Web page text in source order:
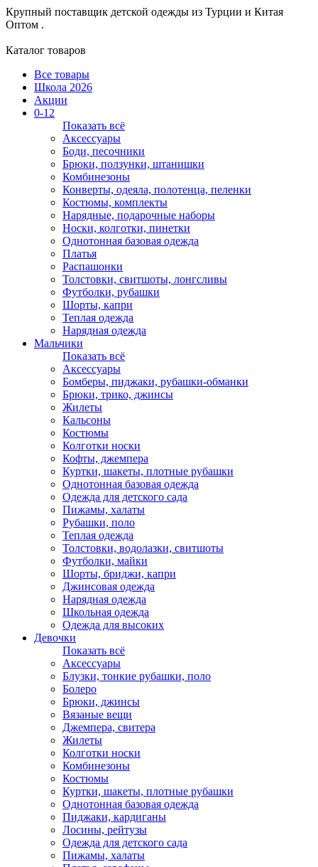
Крупный поставщик детской одежды из Турции и Китая
Оптом .
Каталог товаров
Все товары
Школа 2026
Акции
0-12
Показать всё
Аксессуары
Боди, песочники
Брюки, ползунки, штанишки
Комбинезоны
Конверты, одеяла, полотенца, пеленки
Костюмы, комплекты
Нарядные, подарочные наборы
Носки, колготки, пинетки
Однотонная базовая одежда
Платья
Распашонки
Толстовки, свитшоты, лонгсливы
Футболки, рубашки
Шорты, капри
Теплая одежда
Нарядная одежда
Мальчики
Показать всё
Аксессуары
Бомберы, пиджаки, рубашки-обманки
Брюки, трико, джинсы
Жилеты
Кальсоны
Костюмы
Колготки носки
Кофты, джемпера
Куртки, шакеты, плотные рубашки
Однотонная базовая одежда
Одежда для детского сада
Пижамы, халаты
Рубашки, поло
Теплая одежда
Толстовки, водолазки, свитшоты
Футболки, майки
Шорты, бриджи, капри
Джинсовая одежда
Нарядная одежда
Школьная одежда
Одежда для высоких
Девочки
Показать всё
Аксессуары
Блузки, тонкие рубашки, поло
Болеро
Брюки, джинсы
Вязаные вещи
Джемпера, свитера
Жилеты
Колготки носки
Комбинезоны
Костюмы
Куртки, шакеты, плотные рубашки
Однотонная базовая одежда
Пиджаки, кардиганы
Лосины, рейтузы
Одежда для детского сада
Пижамы, халаты